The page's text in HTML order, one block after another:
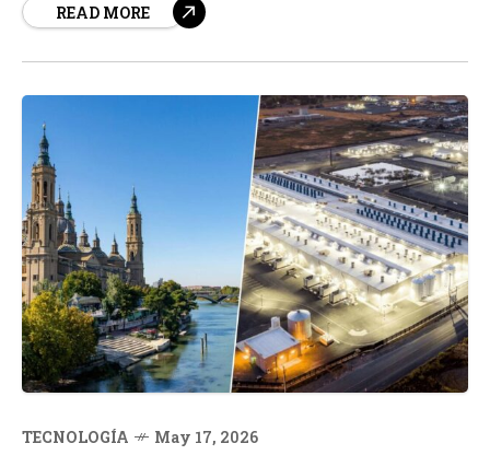
sentido con la implementación de centros de datos
READ MORE
TECNOLOGÍA May 17, 2026